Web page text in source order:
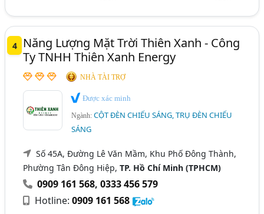
4
Năng Lượng Mặt Trời Thiên Xanh - Công
Ty TNHH Thiên Xanh Energy
NHÀ TÀI TRỢ
Được xác minh
Ngành:CỘT ĐÈN CHIẾU SÁNG, TRỤ ĐÈN CHIẾU
SÁNG
Số 45A, Đường Lê Văn Mầm, Khu Phố Đông Thành,
Phường Tân Đông Hiệp,TP. Hồ Chí Minh (TPHCM)
0909 161 568,0333 456 579
Hotline:0909 161 568